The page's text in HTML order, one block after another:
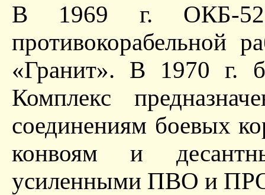
В 1969 г. ОКБ-52
противокорабельной
«Гранит». В 1970 г.
Комплекс
соединениям боевых
конвоям и
усиленными ПВО и